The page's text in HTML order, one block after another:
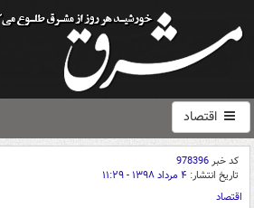
اقتصاد
کد خبر978396
تاریخ انتشار: ۴ مرداد ۱۳۹۸ - ۱۱:۲۹
اقتصاد